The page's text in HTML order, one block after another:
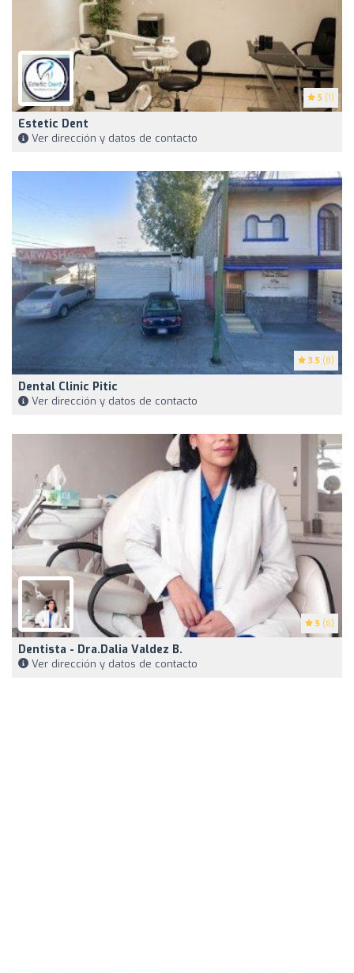
5 (1)
Estetic Dent
Ver dirección y datos de contacto
3.5 (8)
Dental Clinic Pitic
Ver dirección y datos de contacto
5 (6)
Dentista - Dra.Dalia Valdez B.
Ver dirección y datos de contacto